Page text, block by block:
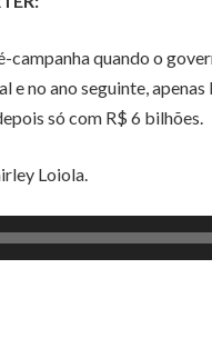
quando o
no ano seguinte,
só com R$ 6 bilhões.
Loiola.